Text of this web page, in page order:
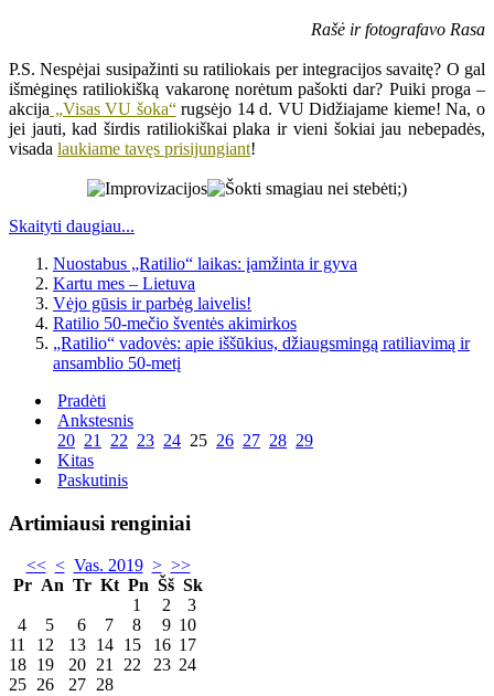
Rašė ir fotografavo Rasa
P.S. Nespėjai susipažinti su ratiliokais per integracijos savaitę? O gal
išmėginęs ratiliokišką vakaronę norėtum pašokti dar? Puiki proga –
akcija „Visas VU šoka“rugsėjo 14 d. VU Didžiajame kieme! Na, o
jei jauti, kad širdis ratiliokiškai plaka ir vieni šokiai jau nebepadės,
visada laukiame tavęs prisijungiant!
Skaityti daugiau...
Nuostabus „Ratilio“ laikas: įamžinta ir gyva
Kartu mes – Lietuva
Vėjo gūsis ir parbėg laivelis!
Ratilio 50-mečio šventės akimirkos
„Ratilio“ vadovės: apie iššūkius, džiaugsmingą ratiliavimą ir
ansamblio 50-metį
Pradėti
Ankstesnis
20 21 22 23 24 25 26 27 28 29
Kitas
Paskutinis
Artimiausi renginiai
<< < Vas. 2019 > >>
Pr An Tr Kt Pn Šš Sk
1
2
3
4
5 6 7 8 9 10
11
12 13 14 15 16 17
18 19 20 21 22 23 24
25 26 27 28